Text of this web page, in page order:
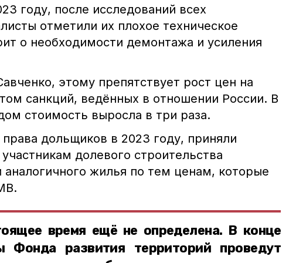
году, после исследований всех
отметили их плохое техническое
о необходимости демонтажа и усиления
этому препятствует рост цен на
санкций, ведённых в отношении России. В
стоимость выросла в три раза.
дольщиков в 2023 году, приняли
участникам долевого строительства
аналогичного жилья по тем ценам, которые
время ещё не определена. В конце
Фонда развития территорий проведут